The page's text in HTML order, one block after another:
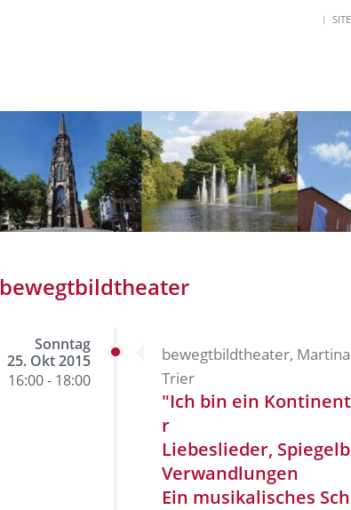
bewegtbildtheater
Sonntag
25. Okt 2015
16:00 - 18:00
bewegtbildtheater,
Trier
"Ich bin ein
r
Liebeslieder,
Verwandlungen
Ein musikalisches